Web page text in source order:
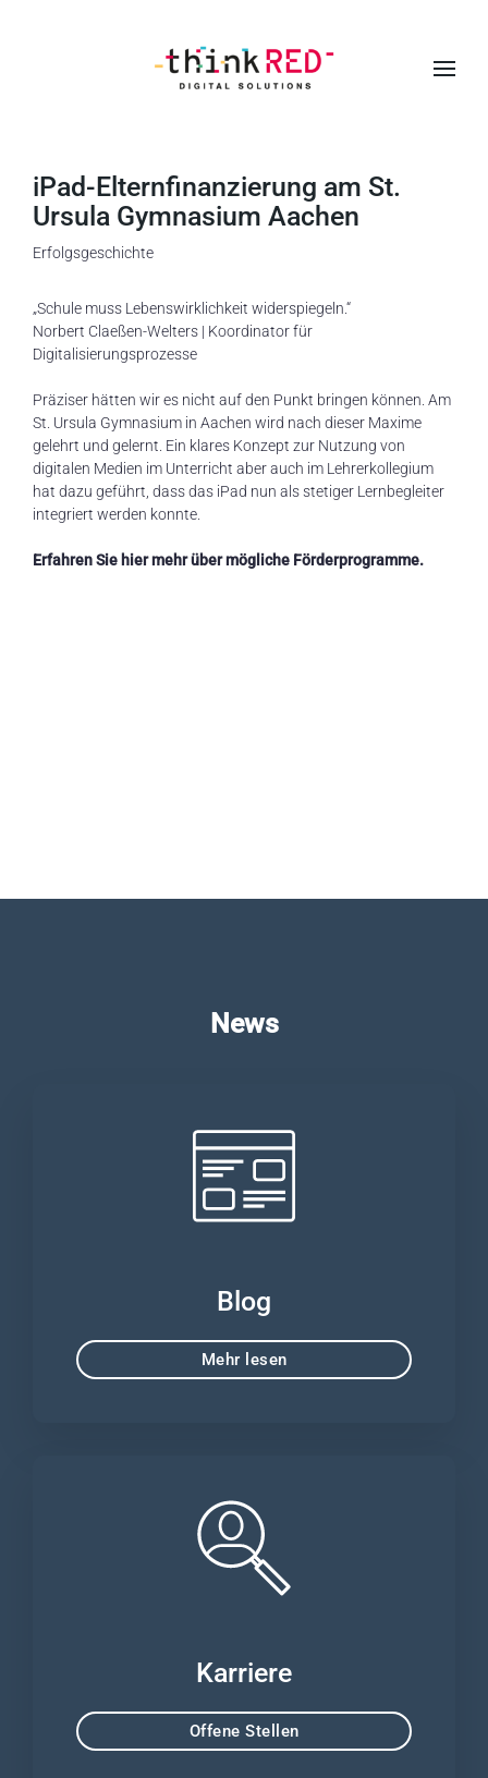
t
o
n
c
n
t
e
iPad-Elternfinanzierung am St.
Ursula Gymnasium Aachen
Erfolgsgeschichte
„Schule muss Lebenswirklichkeit widerspiegeln.“
Norbert Claeßen-Welters | Koordinator für
Digitalisierungsprozesse
Präziser hätten wir es nicht auf den Punkt bringen können. Am
St. Ursula Gymnasium in Aachen wird nach dieser Maxime
gelehrt und gelernt. Ein klares Konzept zur Nutzung von
digitalen Medien im Unterricht aber auch im Lehrerkollegium
hat dazu geführt, dass das iPad nun als stetiger Lernbegleiter
integriert werden konnte.
Erfahren Sie hier mehr über mögliche Förderprogramme.
News
Blog
Mehr lesen
Karriere
Offene Stellen